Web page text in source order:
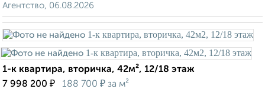
Агентство, 06.08.2026
1-к квартира, вторичка, 42м², 12/18 этаж
7 998 200 ₽ 188 700 ₽ за м²